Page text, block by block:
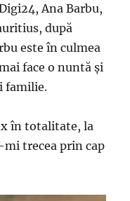
Ana Barbu,
după
este în culmea
face o nuntă și
familie.
în totalitate, la
mi trecea prin cap